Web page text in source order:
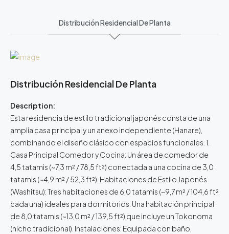
Distribución Residencial De Planta
Distribución Residencial De Planta
Description:
Esta residencia de estilo tradicional japonés consta de una
amplia casa principal y un anexo independiente (Hanare),
combinando el diseño clásico con espacios funcionales. 1.
Casa Principal Comedor y Cocina: Un área de comedor de
4,5 tatamis (~7,3 m² / 78,5 ft²) conectada a una cocina de 3,0
tatamis (~4,9 m² / 52,3 ft²). Habitaciones de Estilo Japonés
(Washitsu): Tres habitaciones de 6,0 tatamis (~9,7 m² / 104,6 ft²
cada una) ideales para dormitorios. Una habitación principal
de 8,0 tatamis (~13,0 m² / 139,5 ft²) que incluye un Tokonoma
(nicho tradicional). Instalaciones: Equipada con baño,